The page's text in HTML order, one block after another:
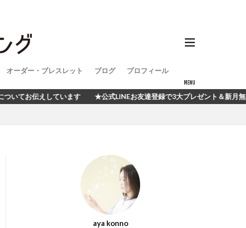
バー
規約
オーダー・ブレスレット ブログ プロフィール
公式LINEお友達登録で3大プレゼント＆新月無料イベント開催中！
aya konno